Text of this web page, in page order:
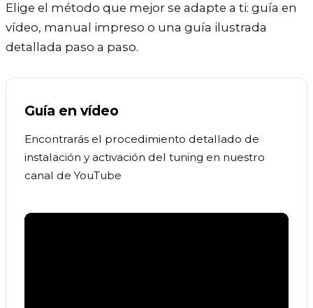
Elige el método que mejor se adapte a ti: guía en
vídeo, manual impreso o una guía ilustrada
detallada paso a paso.
Guía en vídeo
Encontrarás el procedimiento detallado de
instalación y activación del tuning en nuestro
canal de YouTube